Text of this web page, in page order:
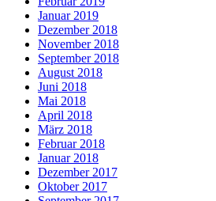
Januar 2019
Dezember 2018
November 2018
September 2018
August 2018
Juni 2018
Mai 2018
April 2018
März 2018
Februar 2018
Januar 2018
Dezember 2017
Oktober 2017